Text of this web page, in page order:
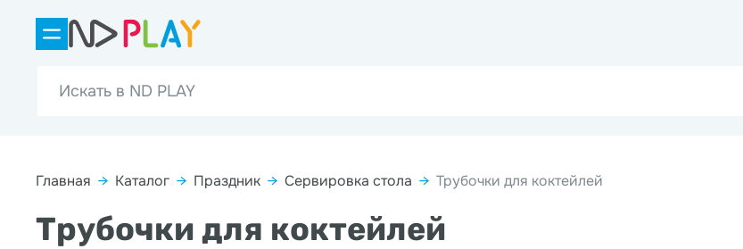
Главная → Каталог → Праздник → Сервировка стола → Трубочки для коктейлей
Трубочки для коктейлей